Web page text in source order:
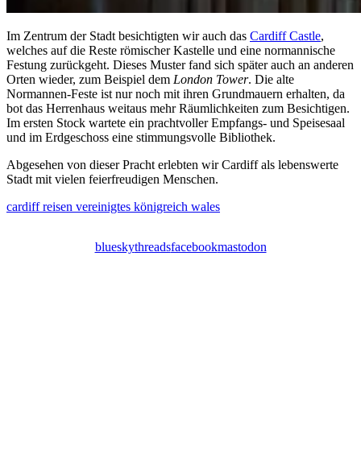
Im Zentrum der Stadt besichtigten wir auch das Cardiff Castle,
welches auf die Reste römischer Kastelle und eine normannische
Festung zurückgeht. Dieses Muster fand sich später auch an anderen
Orten wieder, zum Beispiel dem London Tower. Die alte
Normannen-Feste ist nur noch mit ihren Grundmauern erhalten, da
bot das Herrenhaus weitaus mehr Räumlichkeiten zum Besichtigen.
Im ersten Stock wartete ein prachtvoller Empfangs- und Speisesaal
und im Erdgeschoss eine stimmungsvolle Bibliothek.
Abgesehen von dieser Pracht erlebten wir Cardiff als lebenswerte
Stadt mit vielen feierfreudigen Menschen.
cardiffreisen vereinigtes königreich wales
blueskythreadsfacebookmastodon